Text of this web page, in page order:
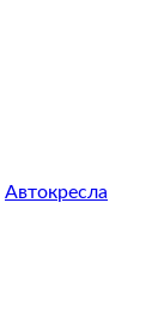
Автокресла